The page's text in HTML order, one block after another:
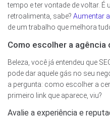
tempo e ter vontade de voltar.
retroalimenta, sabe? Aumentar
de um trabalho que melhora
Como escolher a
Beleza, você já entendeu que
pode dar aquele gás no seu
a pergunta: como escolher a
primeiro link que aparece, viu?
Avalie a experiência e